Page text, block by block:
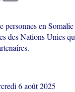
en Somalie
des Nations Unies
6 août 2025